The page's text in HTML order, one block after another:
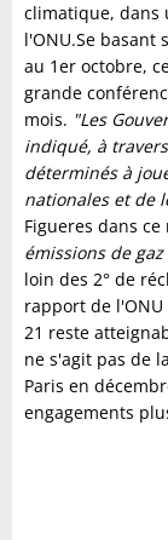
climatique, dans
l'ONU.Se basant
au 1er octobre,
grande
mois. "Les
indiqué, à
déterminés à
nationales et de
Figueres dans
émissions de
loin des 2° de
rapport de
21 reste
ne s'agit pas de
Paris en
engagements